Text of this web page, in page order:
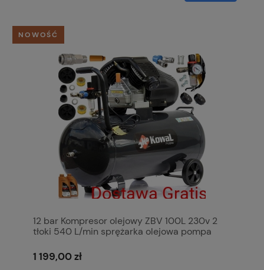
12 bar Kompresor olejowy ZBV 100L 230v 2
tłoki 540 L/min sprężarka olejowa pompa
1 199,00 zł
NOWOŚĆ